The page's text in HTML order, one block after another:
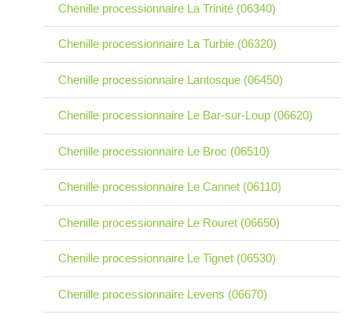
Chenille processionnaire La Trinité (06340)
Chenille processionnaire La Turbie (06320)
Chenille processionnaire Lantosque (06450)
Chenille processionnaire Le Bar-sur-Loup (06620)
Chenille processionnaire Le Broc (06510)
Chenille processionnaire Le Cannet (06110)
Chenille processionnaire Le Rouret (06650)
Chenille processionnaire Le Tignet (06530)
Chenille processionnaire Levens (06670)